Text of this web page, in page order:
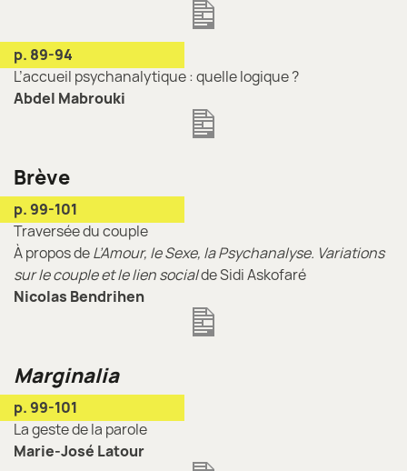
p. 89-94
L’accueil psychanalytique : quelle logique ?
Abdel Mabrouki
Brève
p. 99-101
Traversée du couple
À propos deL’Amour, le Sexe, la Psychanalyse. Variations
sur le couple et le lien socialde Sidi Askofaré
Nicolas Bendrihen
Marginalia
p. 99-101
La geste de la parole
Marie-José Latour